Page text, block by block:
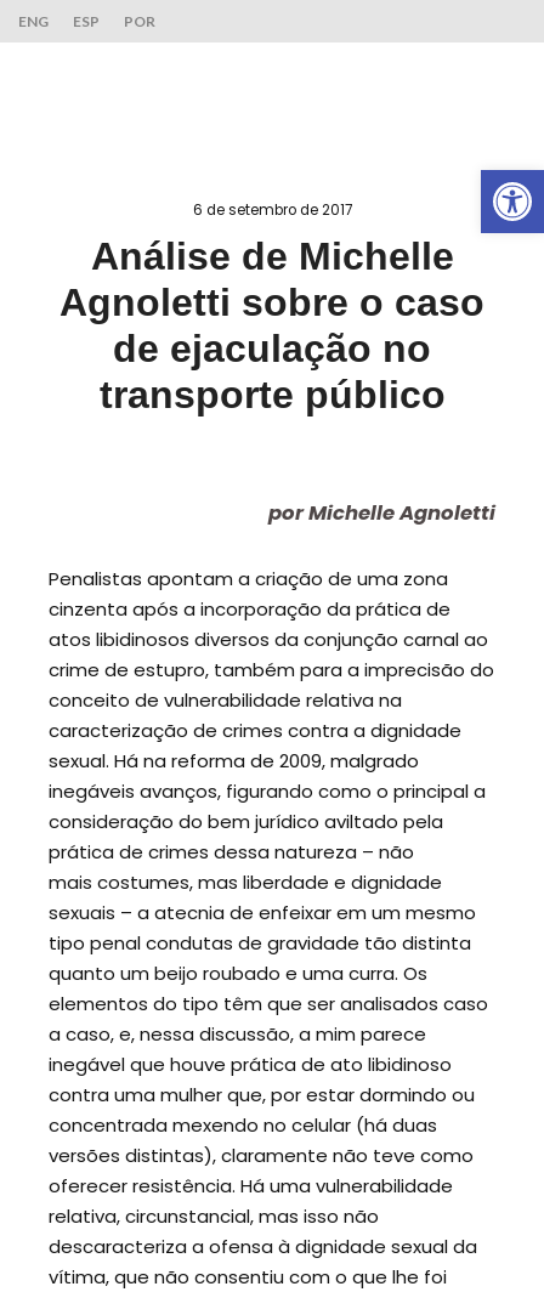
ENG ESP POR
6 de setembro de 2017
Análise de Michelle
Agnoletti sobre o caso
de ejaculação no
transporte público
por Michelle Agnoletti
Penalistas apontam a criação de uma zona
cinzenta após a incorporação da prática de
atos libidinosos diversos da conjunção carnal ao
crime de estupro, também para a imprecisão do
conceito de vulnerabilidade relativa na
caracterização de crimes contra a dignidade
sexual. Há na reforma de 2009, malgrado
inegáveis avanços, figurando como o principal a
consideração do bem jurídico aviltado pela
prática de crimes dessa natureza – não
mais costumes, mas liberdade e dignidade
sexuais – a atecnia de enfeixar em um mesmo
tipo penal condutas de gravidade tão distinta
quanto um beijo roubado e uma curra. Os
elementos do tipo têm que ser analisados caso
a caso, e, nessa discussão, a mim parece
inegável que houve prática de ato libidinoso
contra uma mulher que, por estar dormindo ou
concentrada mexendo no celular (há duas
versões distintas), claramente não teve como
oferecer resistência. Há uma vulnerabilidade
relativa, circunstancial, mas isso não
descaracteriza a ofensa à dignidade sexual da
vítima, que não consentiu com o que lhe foi